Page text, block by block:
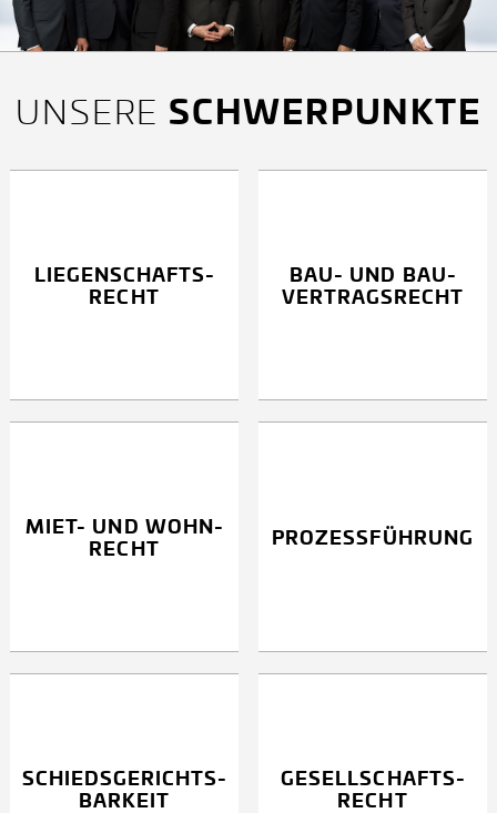
UNSERE SCHWERPUNKTE
LIEGEN­SCHAFTS­
RECHT
BAU- UND BAU­
VERTRAGS­RECHT
MIET- UND WOHN­
RECHT
PROZESS­FÜHRUNG
SCHIEDS­GERICHTS­
BARKEIT
GESELL­SCHAFTS­
RECHT